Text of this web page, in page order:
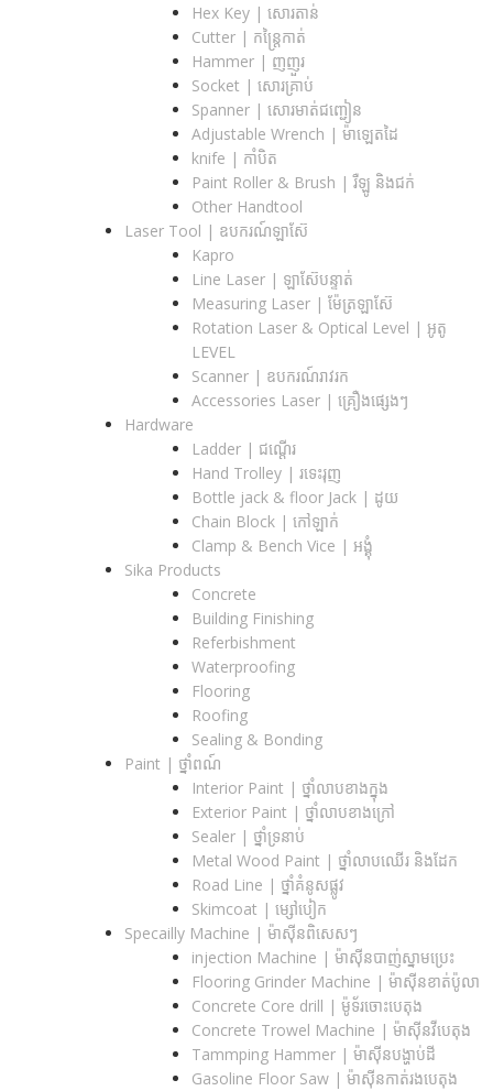
Hex Key | សោរតាន់
Cutter | កន្រ្តៃកាត់
Hammer | ញញួរ
Socket | សោរគ្រាប់
Spanner |​ សោរមាត់ជញ្ជៀន
Adjustable Wrench |​ ម៉ាឡេតដៃ
knife | កាំបិត
Paint Roller & Brush | រឺឡូ និងជក់
Other Handtool
Laser Tool | ឧបករណ៍ឡាស៊ែ
Kapro
Line Laser | ឡាស៊ែបន្ទាត់
Measuring Laser | ម៉ែត្រឡាស៊ែ
Rotation Laser & Optical Level | អូតូ
LEVEL
Scanner | ឧបករណ៍រាវរក
Accessories Laser | គ្រឿងផ្សេងៗ
Hardware
Ladder | ជណ្តើរ
Hand Trolley | រទេះរុញ
Bottle jack & floor Jack​ | ដូយ
Chain Block | កៅឡាក់
Clamp & Bench Vice | អង្គុំ
Sika Products
Concrete
Building Finishing
Referbishment
Waterproofing
Flooring
Roofing
Sealing & Bonding
Paint | ថ្នាំពណ៍
Interior Paint | ថ្នាំលាបខាងក្នុង
Exterior Paint | ថ្នាំលាបខាងក្រៅ
Sealer | ថ្នាំទ្រនាប់
Metal Wood Paint | ថ្នាំលាបឈើរ និងដែក
Road Line | ថ្នាំគំនូសផ្លូវ
Skimcoat | ម្សៅបៀក
Specailly Machine | ម៉ាស៊ីនពិសេសៗ
injection Machine | ម៉ាស៊ីនបាញ់ស្នាមប្រេះ
Flooring Grinder Machine | ម៉ាស៊ីនខាត់ប៉ូលា
Concrete Core drill | ម៉ូទ័រចោះបេតុង
Concrete Trowel Machine | ម៉ាស៊ីនវីបេតុង
Tammping Hammer | ម៉ាស៊ីនបង្ហាប់ដី
Gasoline Floor Saw | ម៉ាស៊ីនកាត់រងបេតុង